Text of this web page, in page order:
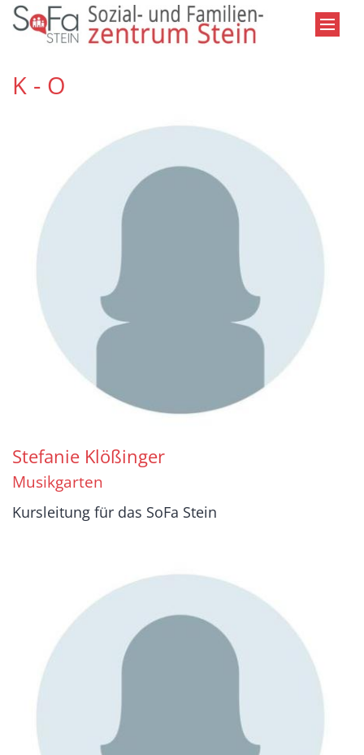
Zum Inhalt springen
K - O
Stefanie Klößinger
Musikgarten
Kursleitung für das SoFa Stein